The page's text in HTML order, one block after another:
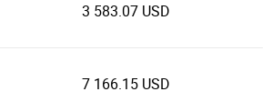
3 583.07 USD
7 166.15 USD